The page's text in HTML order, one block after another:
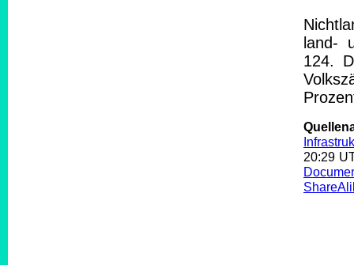
land-
124.
20:29